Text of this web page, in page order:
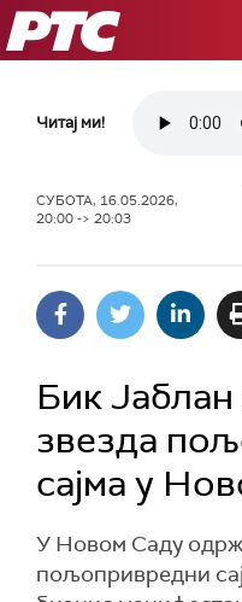
РТС
Читај ми!
СУБОТА, 16.05.2026,
20:00 -> 20:03
Бик
звезда
сајма у
У Новом Саду
пољопривредни